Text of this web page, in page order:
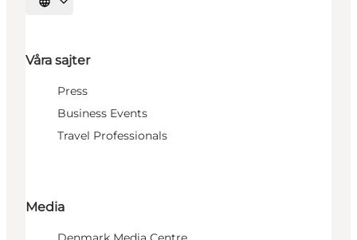
Välj språk
Våra sajter
Press
Business Events
Travel Professionals
Media